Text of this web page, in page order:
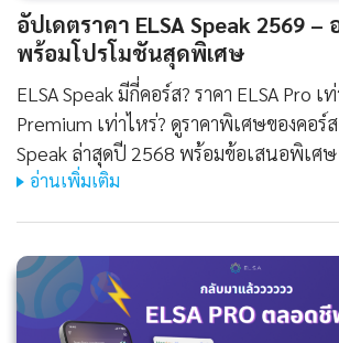
อัปเดตราคา ELSA Speak 2569 –
พร้อมโปรโมชันสุดพิเศษ
ELSA Speak มีกี่คอร์ส? ราคา ELSA Pro เ
Premium เท่าไหร่? ดูราคาพิเศษของคอร์ส
Speak ล่าสุดปี 2568 พร้อมข้อเสนอพิเศษ
อ่านเพิ่มเติม